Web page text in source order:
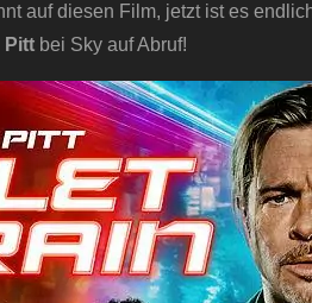
auf diesen Film, jetzt ist es
Pitt bei Sky auf Abruf!